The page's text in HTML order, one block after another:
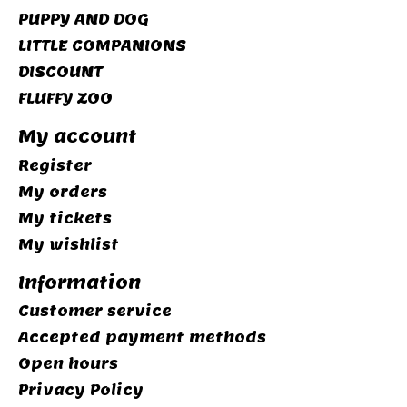
PUPPY AND DOG
LITTLE COMPANIONS
DISCOUNT
FLUFFY ZOO
My account
Register
My orders
My tickets
My wishlist
Information
Customer service
Accepted payment methods
Open hours
Privacy Policy